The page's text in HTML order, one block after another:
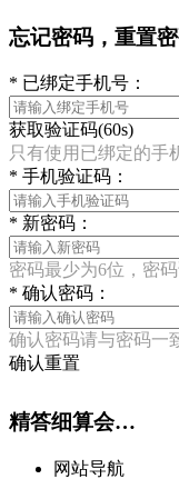
忘记密码，重置
* 已绑定手机号：
获取验证码(60s)
只有使用已绑定的手
* 手机验证码：
* 新密码：
密码最少为6位，密
* 确认密码：
确认密码请与密码一
确认重置
精答细算会…
网站导航